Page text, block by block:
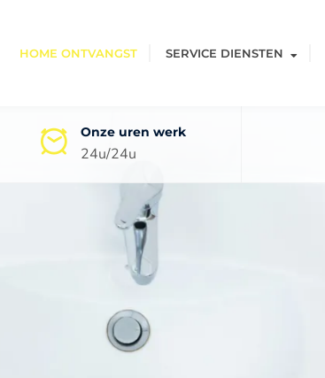
HOME ONTVANGST SERVICE DIENSTEN
Onze uren werk
24u/24u